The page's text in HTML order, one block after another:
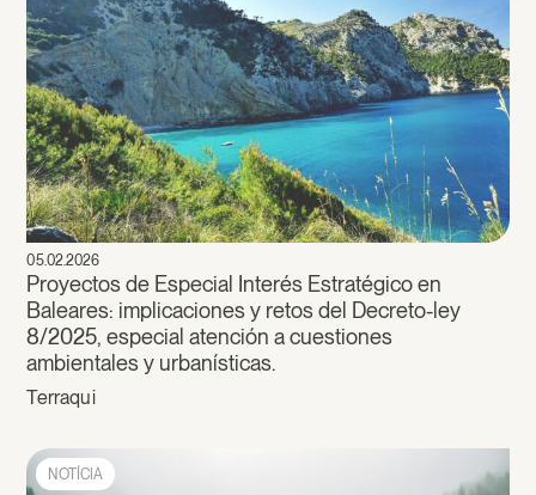
05.02.2026
Proyectos de Especial Interés Estratégico en
Baleares: implicaciones y retos del Decreto-ley
8/2025, especial atención a cuestiones
ambientales y urbanísticas.
Terraqui
NOTÍCIA